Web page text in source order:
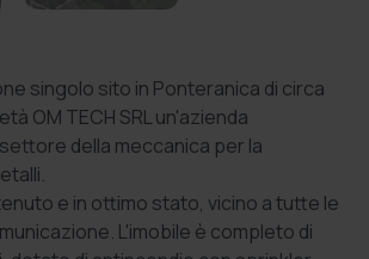
singolo sito in Ponteranica di circa
OM TECH SRL un'azienda
della meccanica per la
e in ottimo stato, vicino a tutte le
L'imobile è completo di